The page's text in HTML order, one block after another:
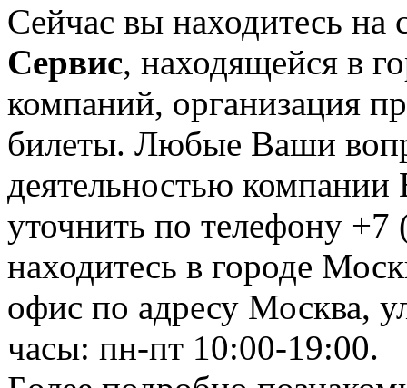
Сейчас вы находитесь на
Сервис, находящейся в
компаний, организация
билеты. Любые Ваши
деятельностью
уточнить по телефону
находитесь в городе
офис по адресу Москва,
часы: пн-пт 10:00-19:00.